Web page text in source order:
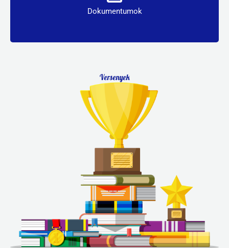
Dokumentumok
Dokumentumok
Versenyek